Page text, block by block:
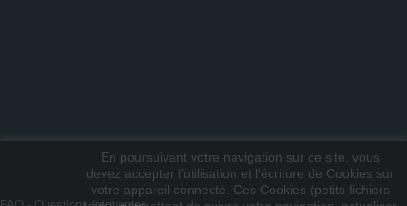
En poursuivant votre navigation sur ce site, vous
devez accepter l’utilisation et l'écriture de Cookies sur
votre appareil connecté. Ces Cookies (petits fichiers